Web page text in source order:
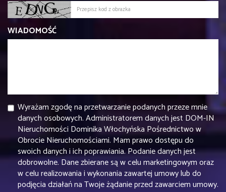
WIADOMOŚĆ
Wyrażam zgodę na przetwarzanie podanych przeze mnie
danych osobowych. Administratorem danych jest DOM-IN
Nieruchomości Dominika Włochyńska Pośrednictwo w
Obrocie Nieruchomościami. Mam prawo dostępu do
swoich danych i ich poprawiania. Podanie danych jest
dobrowolne. Dane zbierane są w celu marketingowym oraz
w celu realizowania i wykonania zawartej umowy lub do
podjęcia działań na Twoje żądanie przed zawarciem umowy.